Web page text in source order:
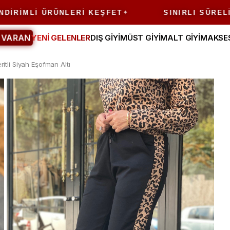
ÜRÜNLERI KEŞFET SINIRLI SÜRELI
VARANYENİ GELENLERDIŞ GİYİMÜST GİYİMALT GİYİM
Siyah Eşofman Altı